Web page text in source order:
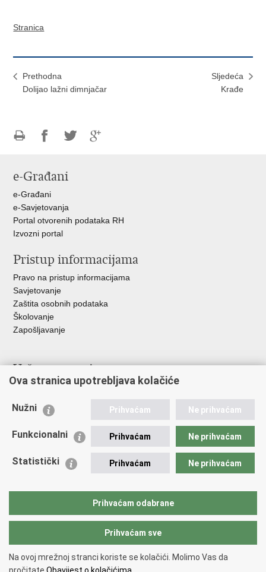
Stranica
Prethodna
Dolijao lažni dimnjačar
Sljedeća
Krađe
FacebookuTwitteru
e-Građani
e-Građani
e-Savjetovanja
Portal otvorenih podataka RH
Izvozni portal
Pristup informacijama
Pravo na pristup informacijama
Savjetovanje
Zaštita osobnih podataka
Školovanje
Zapošljavanje
Važne poveznice
Ministarstvo unutarnjih poslova
Udruge
Policijska akademija
Zaklada policijske solidarnosti
Vučetić"
Copyright © 2026 Policijska uprava primorsko-goranska.
Ova stranica upotrebljava kolačiće
Nužni Prihvaćam Ne prihvaćam
Funkcionalni Prihvaćam Ne prihvaćam
Statistički Prihvaćam Ne prihvaćam
Prihvaćam odabrane
Prihvaćam sve
Na ovoj mrežnoj stranci koriste se kolačići. Molimo Vas da